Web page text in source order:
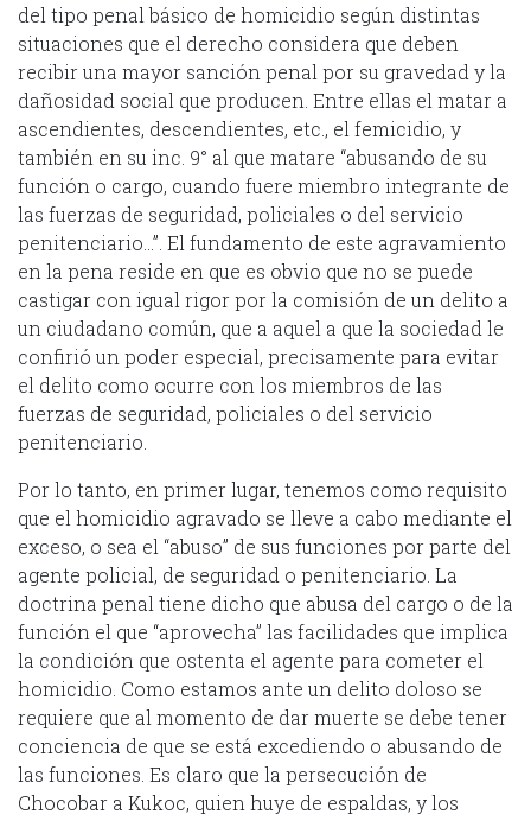
del tipo penal básico de homicidio según distintas
situaciones que el derecho considera que deben
recibir una mayor sanción penal por su gravedad y la
dañosidad social que producen. Entre ellas el matar a
ascendientes, descendientes, etc., el femicidio, y
también en su inc. 9° al que matare “abusando de su
función o cargo, cuando fuere miembro integrante de
las fuerzas de seguridad, policiales o del servicio
penitenciario…”. El fundamento de este agravamiento
en la pena reside en que es obvio que no se puede
castigar con igual rigor por la comisión de un delito a
un ciudadano común, que a aquel a que la sociedad le
confirió un poder especial, precisamente para evitar
el delito como ocurre con los miembros de las
fuerzas de seguridad, policiales o del servicio
penitenciario.
Por lo tanto, en primer lugar, tenemos como requisito
que el homicidio agravado se lleve a cabo mediante el
exceso, o sea el “abuso” de sus funciones por parte del
agente policial, de seguridad o penitenciario. La
doctrina penal tiene dicho que abusa del cargo o de la
función el que “aprovecha” las facilidades que implica
la condición que ostenta el agente para cometer el
homicidio. Como estamos ante un delito doloso se
requiere que al momento de dar muerte se debe tener
conciencia de que se está excediendo o abusando de
las funciones. Es claro que la persecución de
Chocobar a Kukoc, quien huye de espaldas, y los